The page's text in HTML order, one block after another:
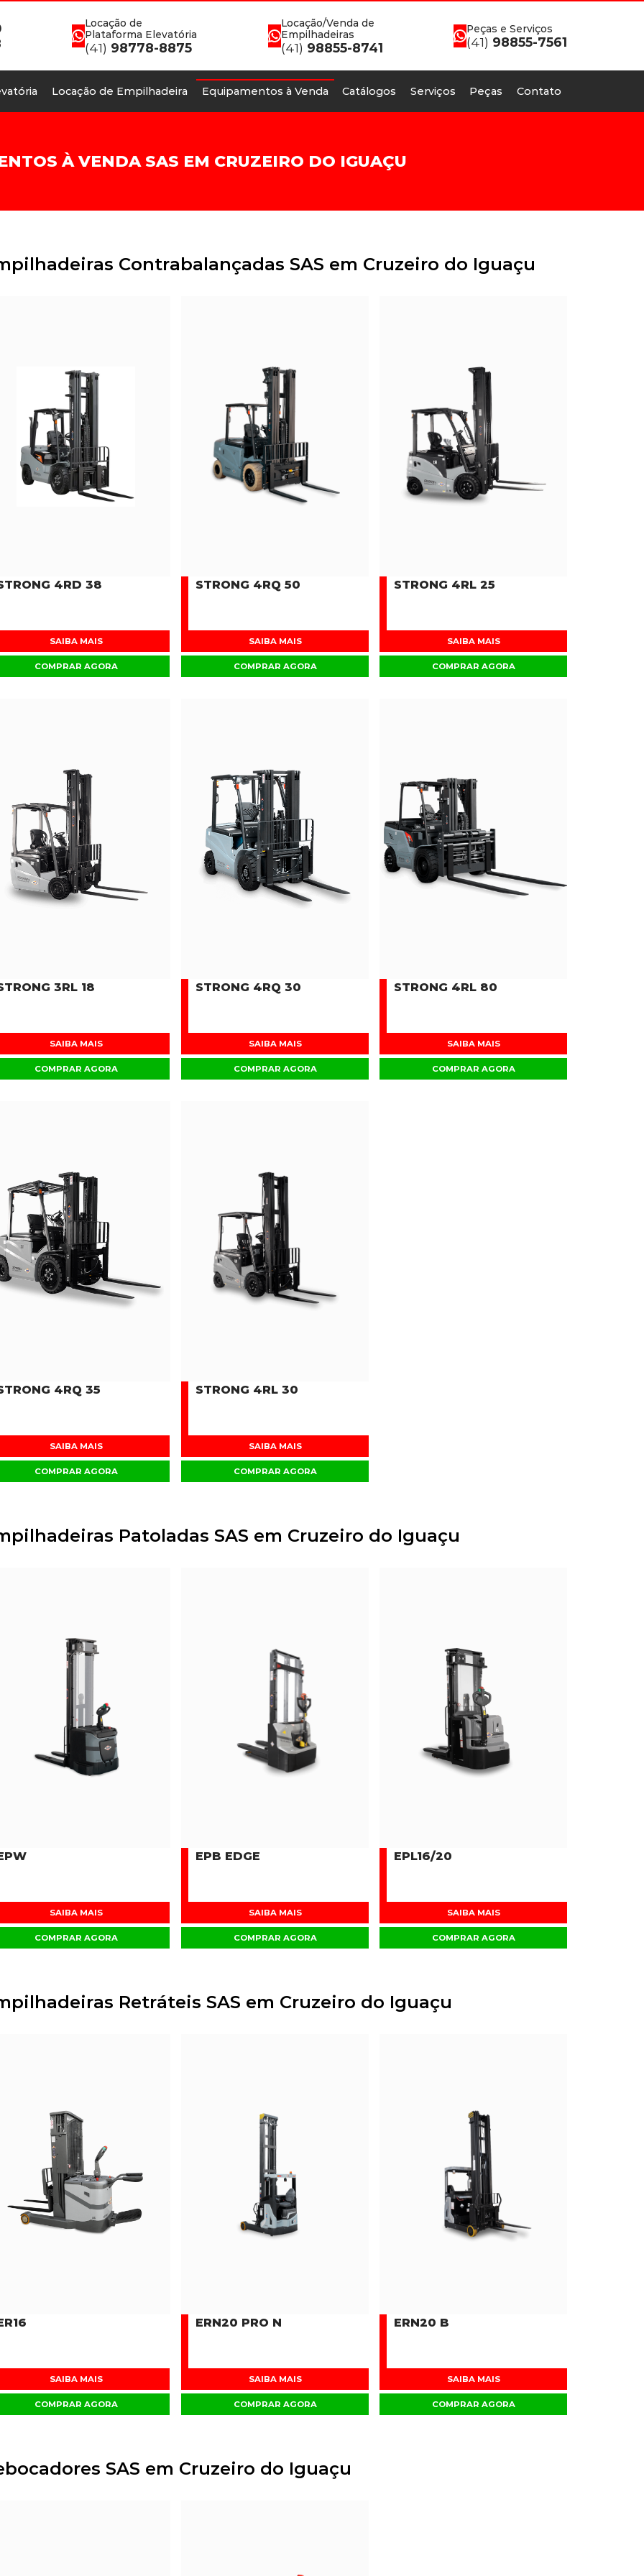
Locação de
Plataforma Elevatória
(41) 98778-8875
Locação/Venda de
Empilhadeiras
(41) 98855-8741
Peças e Serviços
(41) 98855-7561
Locação de Empilhadeira Equipamentos à Venda Catálogos Serviços Peças Contato
À VENDA SAS EM CRUZEIRO DO IGUAÇU
Contrabalançadas SAS em Cruzeiro do Iguaçu
4RD 38
SAIBA MAIS
COMPRAR AGORA
STRONG 4RQ 50
SAIBA MAIS
COMPRAR AGORA
STRONG 4RL 25
SAIBA MAIS
COMPRAR AGORA
3RL 18
SAIBA MAIS
COMPRAR AGORA
STRONG 4RQ 30
SAIBA MAIS
COMPRAR AGORA
STRONG 4RL 80
SAIBA MAIS
COMPRAR AGORA
4RQ 35
SAIBA MAIS
COMPRAR AGORA
STRONG 4RL 30
SAIBA MAIS
COMPRAR AGORA
Patoladas SAS em Cruzeiro do Iguaçu
SAIBA MAIS
COMPRAR AGORA
EPB EDGE
SAIBA MAIS
COMPRAR AGORA
EPL16/20
SAIBA MAIS
COMPRAR AGORA
Retráteis SAS em Cruzeiro do Iguaçu
SAIBA MAIS
COMPRAR AGORA
ERN20 PRO N
SAIBA MAIS
COMPRAR AGORA
ERN20 B
SAIBA MAIS
COMPRAR AGORA
SAS em Cruzeiro do Iguaçu